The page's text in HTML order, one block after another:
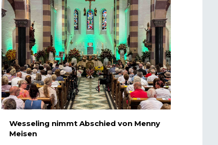
Wesseling nimmt Abschied von Menny
Meisen